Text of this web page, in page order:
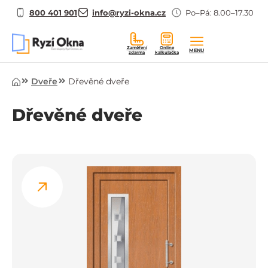
800 401 901 info@ryzi-okna.cz Po–Pá: 8.00–17.30
Zaměření
zdarma
Online
kalkulačka
MENU
ÚvodDveře Dřevěné dveře
Dřevěné dveře